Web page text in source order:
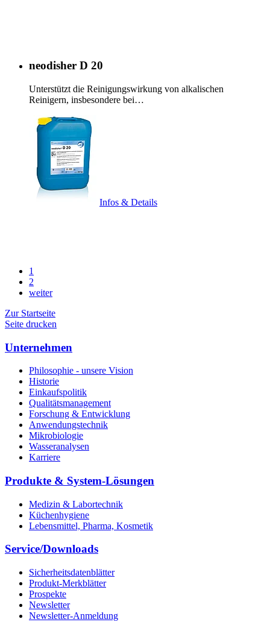
neodisher D 20
Unterstützt die Reinigungswirkung von alkalischen
Reinigern, insbesondere bei…
Infos & Details
1
2
weiter
Zur Startseite
Seite drucken
Unternehmen
Philosophie - unsere Vision
Historie
Einkaufspolitik
Qualitätsmanagement
Forschung & Entwicklung
Anwendungstechnik
Mikrobiologie
Wasseranalysen
Karriere
Produkte & System-Lösungen
Medizin & Labortechnik
Küchenhygiene
Lebensmittel, Pharma, Kosmetik
Service/Downloads
Sicherheitsdatenblätter
Produkt-Merkblätter
Prospekte
Newsletter
Newsletter-Anmeldung